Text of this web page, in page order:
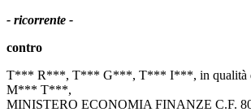
- ricorrente -
contro
T*** R***, T*** G***, T*** I***, in qualità
M*** T***,
MINISTERO ECONOMIA FINANZE C.F.